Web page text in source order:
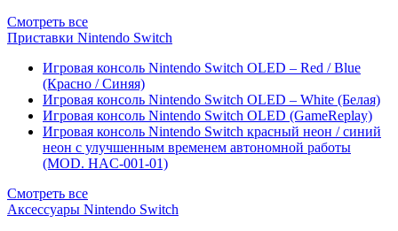
Смотреть все
Приставки Nintendo Switch
Игровая консоль Nintendo Switch OLED – Red / Blue
(Красно / Синяя)
Игровая консоль Nintendo Switch OLED – White (Белая)
Игровая консоль Nintendo Switch OLED (GameReplay)
Игровая консоль Nintendo Switch красный неон / синий
неон с улучшенным временем автономной работы
(MOD. HAC-001-01)
Смотреть все
Аксессуары Nintendo Switch